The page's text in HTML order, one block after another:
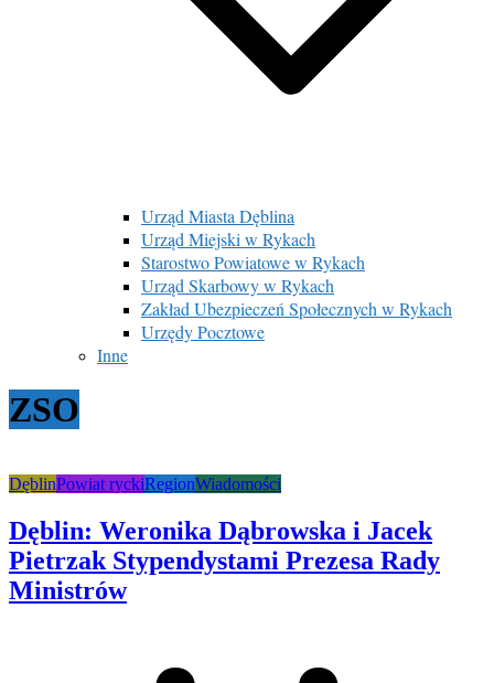
Urząd Miasta Dęblina
Urząd Miejski w Rykach
Starostwo Powiatowe w Rykach
Urząd Skarbowy w Rykach
Zakład Ubezpieczeń Społecznych w Rykach
Urzędy Pocztowe
Inne
ZSO
DęblinPowiat ryckiRegionWiadomości
Dęblin: Weronika Dąbrowska i Jacek
Pietrzak Stypendystami Prezesa Rady
Ministrów